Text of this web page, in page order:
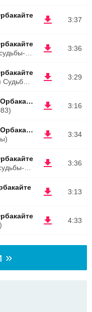
3:37
3:36
3:29
3:16
Алла Пугачёва & Кристина Орбакайте
3:34
Алла Пугачёва & Кристина Орбакайте
3:36
3:13
4:33
»